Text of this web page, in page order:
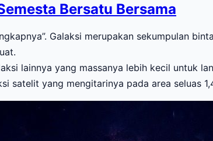
Bersatu Bersama
Galaksi merupakan sekumpulan
lainnya yang massanya lebih kecil untuk
satelit yang mengitarinya pada area seluas